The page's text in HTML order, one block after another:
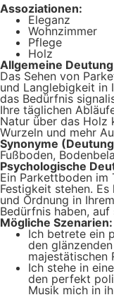
Assoziationen:
Eleganz
Wohnzimmer
Pflege
Holz
Allgemeine
Das Sehen von
und Langlebigkeit in
das Bedürfnis
Ihre täglichen
Natur über das Holz
Wurzeln und mehr
Synonyme
Fußboden,
Psychologische
Ein Parkettboden im
Festigkeit stehen.
und Ordnung in
Bedürfnis haben,
Mögliche Szenarien:
Ich betrete ein
den
majestätischen
Ich stehe in
den perfekt
Musik mich in